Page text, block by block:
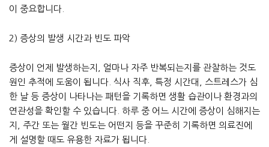
이 중요합니다.
2) 증상의 발생 시간과 빈도 파악
증상이 언제 발생하는지, 얼마나 자주 반복되는지를 관찰하는 것도
원인 추적에 도움이 됩니다. 식사 직후, 특정 시간대, 스트레스가 심
한 날 등 증상이 나타나는 패턴을 기록하면 생활 습관이나 환경과의
연관성을 확인할 수 있습니다. 하루 중 어느 시간에 증상이 심해지는
지, 주간 또는 월간 빈도는 어떤지 등을 꾸준히 기록하면 의료진에
게 설명할 때도 유용한 자료가 됩니다.